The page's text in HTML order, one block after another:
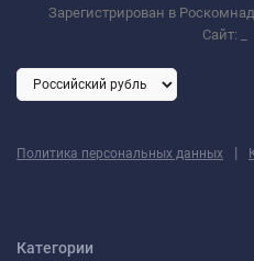
Зарегистрирован в
Сайт:
Политика персональных данных |
Категории